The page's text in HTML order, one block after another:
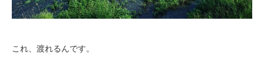
これ、渡れるんです。